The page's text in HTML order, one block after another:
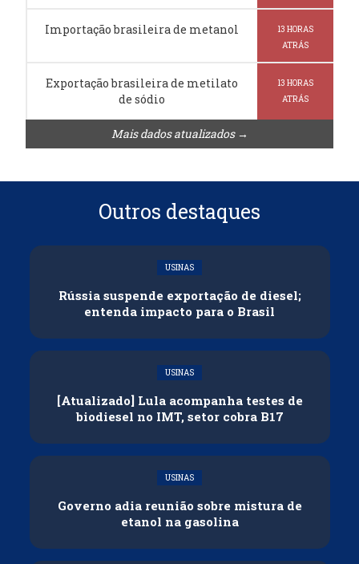
Importação brasileira de metanol
13 HORAS
ATRÁS
Exportação brasileira de metilato
de sódio
13 HORAS
ATRÁS
Mais dados atualizados →
Outros destaques
USINAS
Rússia suspende exportação de diesel;
entenda impacto para o Brasil
USINAS
[Atualizado] Lula acompanha testes de
biodiesel no IMT, setor cobra B17
USINAS
Governo adia reunião sobre mistura de
etanol na gasolina